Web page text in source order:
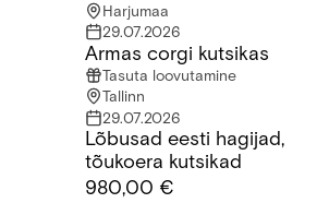
Harjumaa
29.07.2026
Armas corgi kutsikas
Tasuta loovutamine
Tallinn
29.07.2026
tõukoera kutsikad
Lõbusad eesti hagijad,
tõukoera kutsikad
980,00 €